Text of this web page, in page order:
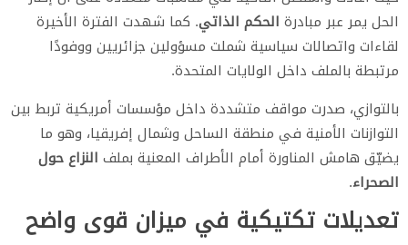
الحل يمر عبر مبادرة الحكم الذاتي. كما شهدت الفترة الأخيرة
لقاءات واتصالات سياسية شملت مسؤولين جزائريين ووفودًا
مرتبطة بالملف داخل الولايات المتحدة.
بالتوازي، صدرت مواقف متشددة داخل مؤسسات أمريكية تربط بين
التوازنات الأمنية في منطقة الساحل وشمال إفريقيا، وهو ما
يضيّق هامش المناورة أمام الأطراف المعنية بملف النزاع حول
الصحراء.
تعديلات تكتيكية في ميزان قوى واضح